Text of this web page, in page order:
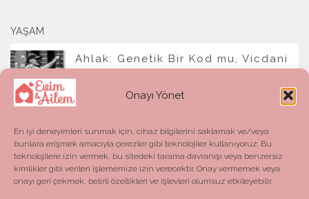
Onayı Yönet
En iyi deneyimleri sunmak için, cihaz bilgilerini saklamak ve/veya
bunlara erişmek amacıyla çerezler gibi teknolojiler kullanıyoruz. Bu
teknolojilere izin vermek, bu sitedeki tarama davranışı veya benzersiz
kimlikler gibi verileri işlememize izin verecektir. Onay vermemek veya
onayı geri çekmek, belirli özellikleri ve işlevleri olumsuz etkileyebilir.
YAŞAM
Ahlak: Genetik Bir Kod mu, Vicdani